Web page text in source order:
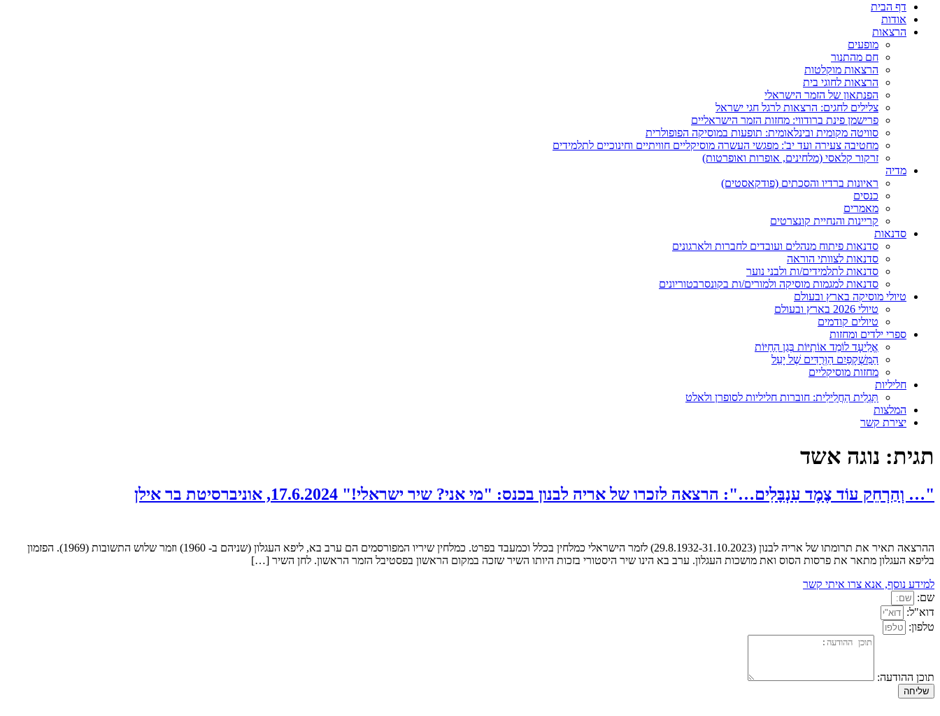
דף הבית
אודות
הרצאות
מופעים
חם מהתנור
הרצאות מוקלטות
הרצאות לחוגי בית
הפנתאון של הזמר הישראלי
צלילים לחגים: הרצאות לרגל חגי ישראל
פרישמן פינת ברודווי: מחזות הזמר הישראליים
סוויטה מקומית ובינלאומית: תופעות במוסיקה הפופולרית
מחטיבה צעירה ועד יב': מפגשי העשרה מוסיקליים חוויתיים וחינוכיים לתלמידים
זרקור קלאסי (מלחינים, אופרות ואופרטות)
מדיה
ראיונות ברדיו והסכתים (פודקאסטים)
כנסים
מאמרים
קריינות והנחיית קונצרטים
סדנאות
סדנאות פיתוח מנהלים ועובדים לחברות ולארגונים
סדנאות לצוותי הוראה
סדנאות לתלמידים/ות ולבני נוער
סדנאות למגמות מוסיקה ולמורים/ות בקונסרבטוריונים
טיולי מוסיקה בארץ ובעולם
טיולי 2026 בארץ ובעולם
טיולים קודמים
ספרי ילדים ומחזות
אֱלִיעָד לוֹמֵד אוֹתִיּוֹת בְּגַן הַחַיּוֹת
הַמִּשְׁקָפַיִם הַוְּרֻדִּים שֶׁל יָעֵל
מחזות מוסיקליים
חליליות
תַּגְלִית הַחֲלִילִית: חוברות חליליות לסופרן ולאלט
המלצות
יצירת קשר
תגית: נוגה אשד
"… וְהַרְחֵק עוֹד צֶמֶד עִנְבָּלִים…": הרצאה לזכרו של אריה לבנון בכנס: "מי אני? שיר ישראלי!" 17.6.2024, אוניברסיטת בר אילן
ההרצאה תאיר את תרומתו של אריה לבנון (29.8.1932-31.10.2023) לזמר הישראלי כמלחין בכלל וכמעבד בפרט. כמלחין שיריו המפורסמים הם ערב בא, ליפא העגלון (שניהם ב- 1960) וזמר שלוש התשובות (1969). הפזמון
בליפא העגלון מתאר את פרסות הסוס ואת מושכות העגלון. ערב בא הינו שיר היסטורי בזכות היותו השיר שזכה במקום הראשון בפסטיבל הזמר הראשון. לחן השיר […]
למידע נוסף, אנא צרו איתי קשר
שם:
דוא"ל:
טלפון:
תוכן ההודעה:
שליחה